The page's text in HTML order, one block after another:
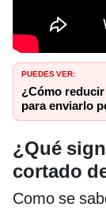
PUEDES VER:
¿Cómo
para enviarlo
¿Qué
cortado
Como se